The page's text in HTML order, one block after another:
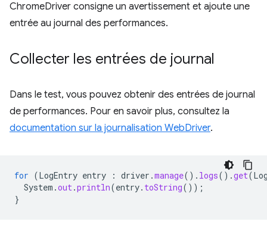
ChromeDriver consigne un avertissement et ajoute une
entrée au journal des performances.
Collecter les entrées de journal
Dans le test, vous pouvez obtenir des entrées de journal
de performances. Pour en savoir plus, consultez la
documentation sur la journalisation WebDriver.
for (LogEntry entry : driver .manage(). logs().get(
System .out.println(entry. toString());
}